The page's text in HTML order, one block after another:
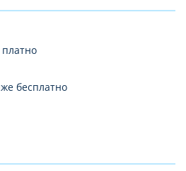
la carte, платно))
бесплатно